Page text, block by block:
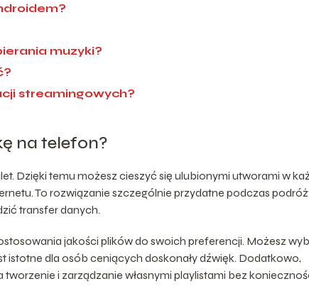
muzyki?
streamingowych?
na telefon?
Dzięki temu możesz cieszyć się ulubionymi utworami w
To rozwiązanie szczególnie przydatne podczas
transfer danych.
jakości plików do swoich preferencji. Możesz
istotne dla osób ceniących doskonały dźwięk. Dodatkowo,
i zarządzanie własnymi playlistami bez